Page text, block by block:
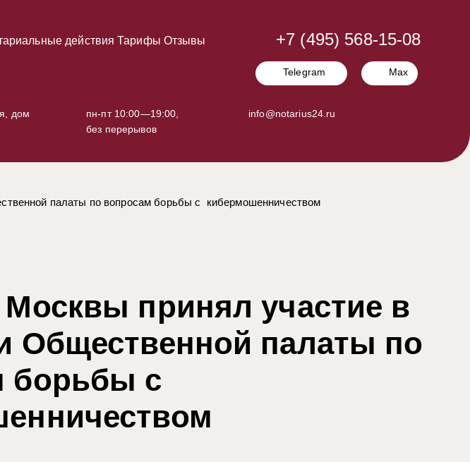
действия Тарифы Отзывы
+7 (495) 568-15-08
Telegram Max
дом
пн-пт 10:00—19:00,
без перерывов
info@notarius24.ru
палаты по вопросам борьбы с кибермошенничеством
Москвы принял участие в
Общественной палаты по
борьбы с